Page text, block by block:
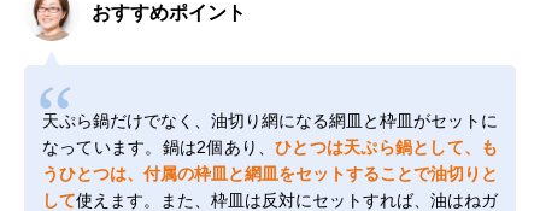
おすすめポイント
天ぷら鍋だけでなく、油切り網になる網皿と枠皿がセットに
なっています。鍋は2個あり、ひとつは天ぷら鍋として、も
うひとつは、付属の枠皿と網皿をセットすることで油切りと
して使えます。また、枠皿は反対にセットすれば、油はねガ